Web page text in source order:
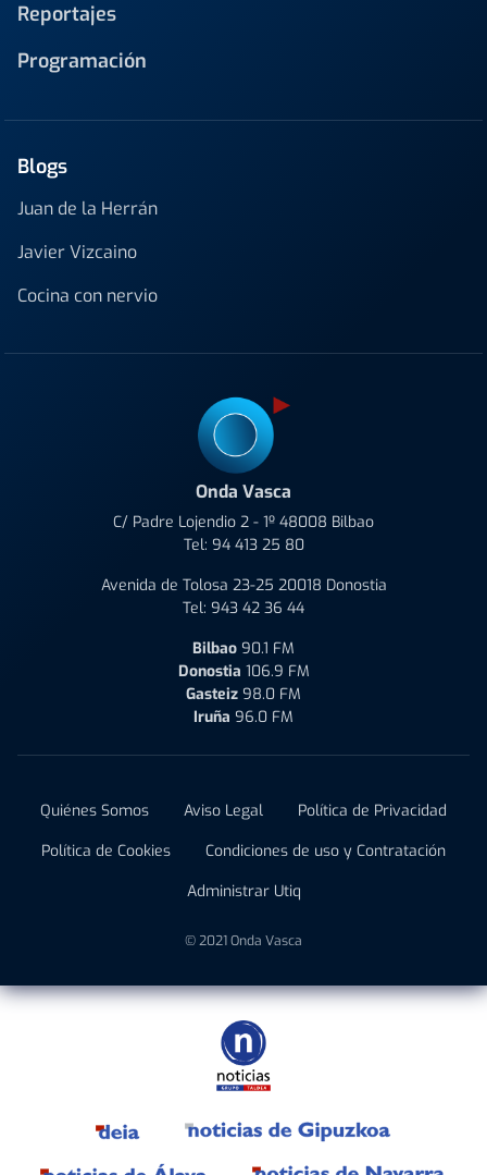
Reportajes
Programación
Blogs
Juan de la Herrán
Javier Vizcaino
Cocina con nervio
Onda Vasca
C/ Padre Lojendio 2 - 1º 48008 Bilbao
Tel: 94 413 25 80
Avenida de Tolosa 23-25 20018 Donostia
Tel: 943 42 36 44
Bilbao 90.1 FM
Donostia 106.9 FM
Gasteiz 98.0 FM
Iruña 96.0 FM
Quiénes Somos Aviso Legal
Política de Privacidad
Política de Cookies
Condiciones de uso y Contratación
Administrar Utiq
© 2021 Onda Vasca